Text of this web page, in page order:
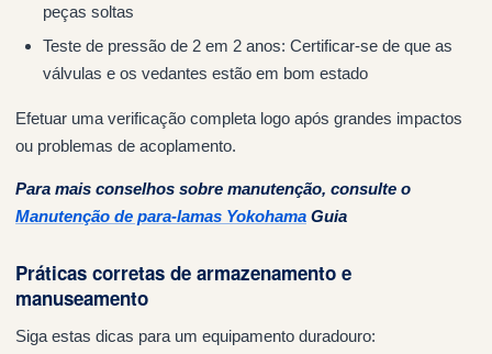
peças soltas
Teste de pressão de 2 em 2 anos: Certificar-se de que as
válvulas e os vedantes estão em bom estado
Efetuar uma verificação completa logo após grandes impactos
ou problemas de acoplamento.
Para mais conselhos sobre manutenção, consulte o
Manutenção de para-lamas Yokohama Guia
Práticas corretas de armazenamento e
manuseamento
Siga estas dicas para um equipamento duradouro: